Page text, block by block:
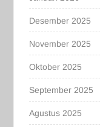
Desember 2025
November 2025
Oktober 2025
September 2025
Agustus 2025